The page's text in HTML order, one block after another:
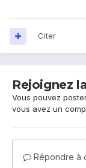
Citer
Rejoignez
Vous pouvez
vous avez un
Répondre à